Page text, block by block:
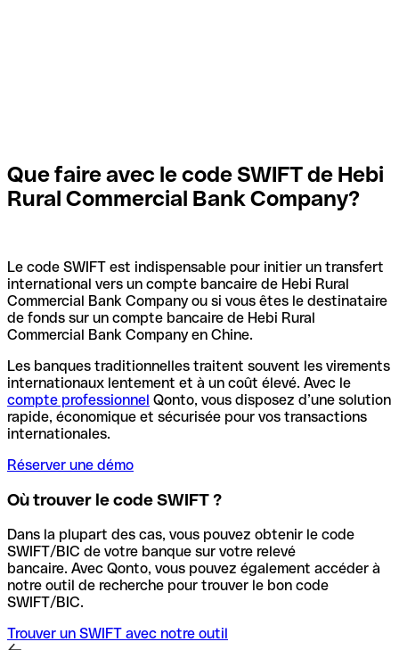
Que faire avec le code SWIFT de Hebi
Rural Commercial Bank Company?
Le code SWIFT est indispensable pour initier un transfert
international vers un compte bancaire de Hebi Rural
Commercial Bank Company ou si vous êtes le destinataire
de fonds sur un compte bancaire de Hebi Rural
Commercial Bank Company en Chine.
Les banques traditionnelles traitent souvent les virements
internationaux lentement et à un coût élevé. Avec le
compte professionnel Qonto, vous disposez d’une solution
rapide, économique et sécurisée pour vos transactions
internationales.
Réserver une démo
Où trouver le code SWIFT ?
Dans la plupart des cas, vous pouvez obtenir le code
SWIFT/BIC de votre banque sur votre relevé
bancaire. Avec Qonto, vous pouvez également accéder à
notre outil de recherche pour trouver le bon code
SWIFT/BIC.
Trouver un SWIFT avec notre outil